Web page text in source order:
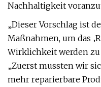
Nachhaltigkeit
„Dieser Vorschlag ist
Maßnahmen, um das
Wirklichkeit werden zu
„Zuerst mussten wir
mehr reparierbare